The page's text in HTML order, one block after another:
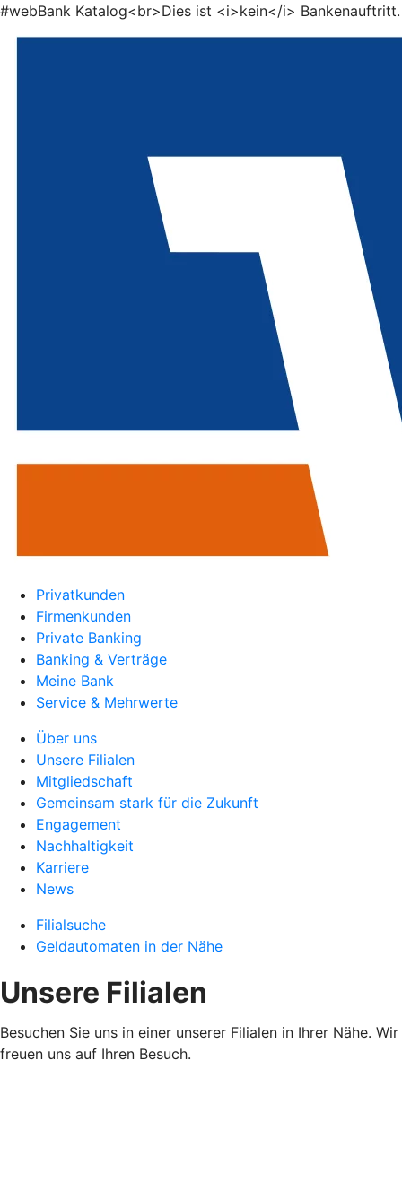
#webBank Katalog<br>Dies ist <i>kein</i> Bankenauftritt.
Privatkunden
Firmenkunden
Private Banking
Banking & Verträge
Meine Bank
Service & Mehrwerte
Über uns
Unsere Filialen
Mitgliedschaft
Gemeinsam stark für die Zukunft
Engagement
Nachhaltigkeit
Karriere
News
Filialsuche
Geldautomaten in der Nähe
Unsere Filialen
Besuchen Sie uns in einer unserer Filialen in Ihrer Nähe. Wir
freuen uns auf Ihren Besuch.